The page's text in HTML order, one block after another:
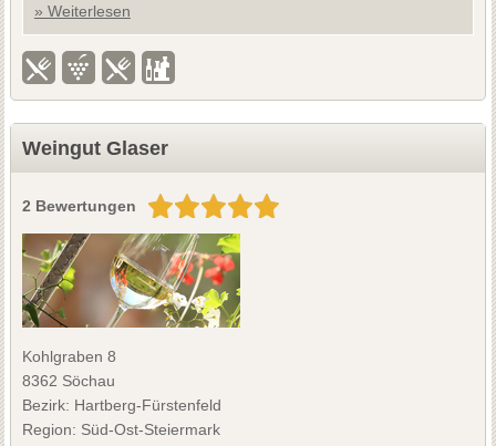
» Weiterlesen
Weingut Glaser
2 Bewertungen
Kohlgraben 8
8362 Söchau
Bezirk: Hartberg-Fürstenfeld
Region: Süd-Ost-Steiermark